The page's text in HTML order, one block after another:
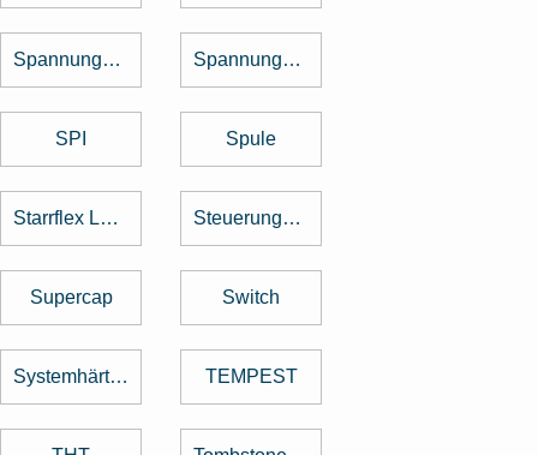
Spannungsregler Spannungswandler
SPI Spule
Starrflex Leiterplatten Steuerungstechnik
Supercap Switch
Systemhärtung TEMPEST